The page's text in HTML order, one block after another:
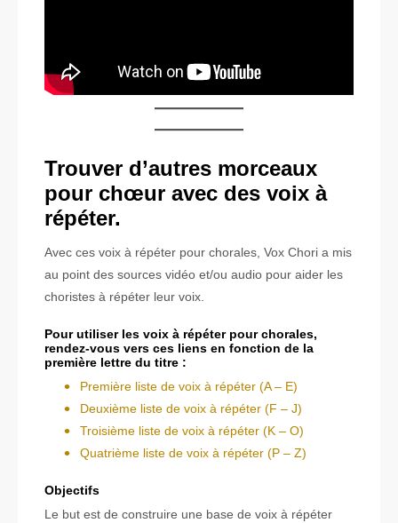
Trouver d’autres morceaux
pour chœur avec des voix à
répéter.
Avec ces voix à répéter pour chorales, Vox Chori a mis
au point des sources vidéo et/ou audio pour aider les
choristes à répéter leur voix.
Pour utiliser les voix à répéter pour chorales,
rendez-vous vers ces liens en fonction de la
première lettre du titre :
Première liste de voix à répéter (A – E)
Deuxième liste de voix à répéter (F – J)
Troisième liste de voix à répéter (K – O)
Quatrième liste de voix à répéter (P – Z)
Objectifs
Le but est de construire une base de voix à répéter